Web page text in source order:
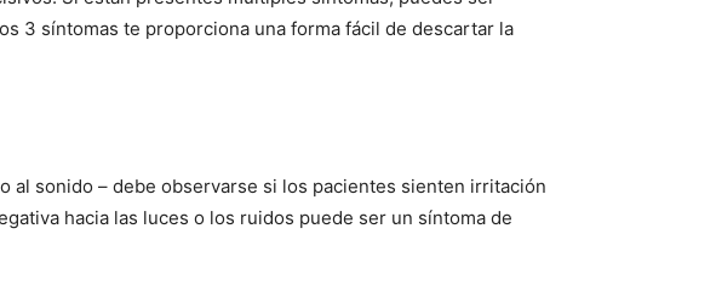
3 síntomas te proporciona una forma fácil de descartar la
al sonido – debe observarse si los pacientes sienten irritación
hacia las luces o los ruidos puede ser un síntoma de